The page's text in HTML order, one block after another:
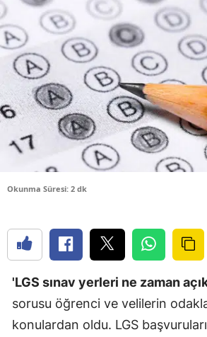
Okunma Süresi: 2 dk
'LGS sınav yerleri ne zaman
sorusu öğrenci ve velilerin
konulardan oldu. LGS